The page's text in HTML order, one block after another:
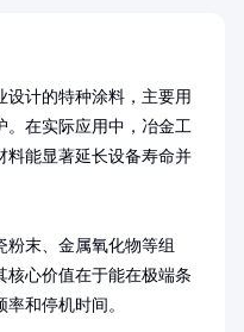
设计的特种涂料，主要用
。在实际应用中，冶金工
料能显著延长设备寿命并
末、金属氧化物等组
核心价值在于能在极端条
和停机时间。